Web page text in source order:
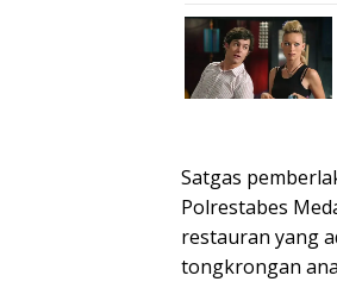
Satgas
Polrestabes
restauran yang
tongkrongan